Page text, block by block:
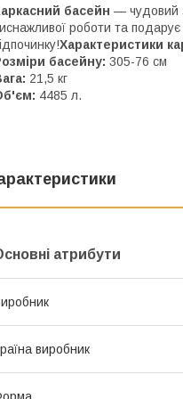
басейн — чудовий
роботи та
Характеристики
басейну: 305-76 см
21,5 кг
4485 л.
атрибути
виробник